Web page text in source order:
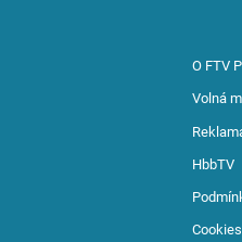
O FTV
Volná
HbbTV
Cookies